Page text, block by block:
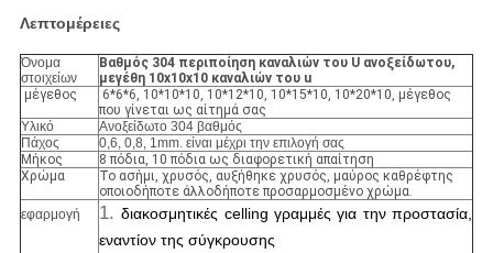
Λεπτομέρειες
Όνομα
στοιχείων
Βαθμός 304 περιποίηση καναλιών του U ανοξείδωτου,
μεγέθη 10x10x10 καναλιών του u
μέγεθος
6*6*6, 10*10*10, 10*12*10, 10*15*10, 10*20*10, μέγεθος
που γίνεται ως αίτημά σας
Υλικό
Ανοξείδωτο 304 βαθμός
Πάχος
0,6, 0,8, 1mm. είναι μέχρι την επιλογή σας
Μήκος
8 πόδια, 10 πόδια ως διαφορετική απαίτηση
Χρώμα
Το ασήμι, χρυσός, αυξήθηκε χρυσός, μαύρος καθρέφτης
οποιοδήποτε άλλοδήποτε προσαρμοσμένο χρώμα.
εφαρμογή
1.διακοσμητικές celling γραμμές για την προστασία,
εναντίον της σύγκρουσης